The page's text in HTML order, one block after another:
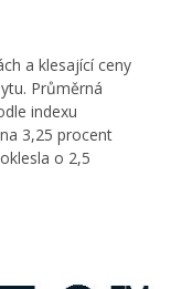
a klesající ceny
Průměrná
indexu
3,25 procent
o 2,5